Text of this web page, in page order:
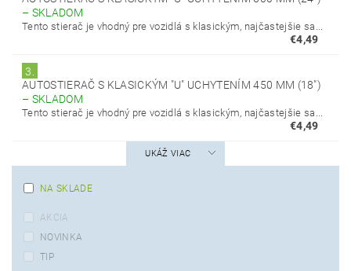
– SKLADOM
Tento stierač je vhodný pre vozidlá s klasickým, najčastejšie sa...
€4,49
3.
AUTOSTIERAČ S KLASICKÝM "U" UCHYTENÍM 450 MM (18")
– SKLADOM
Tento stierač je vhodný pre vozidlá s klasickým, najčastejšie sa...
€4,49
UKÁŽ VIAC
NA SKLADE
AKCIA
NOVINKA
TIP